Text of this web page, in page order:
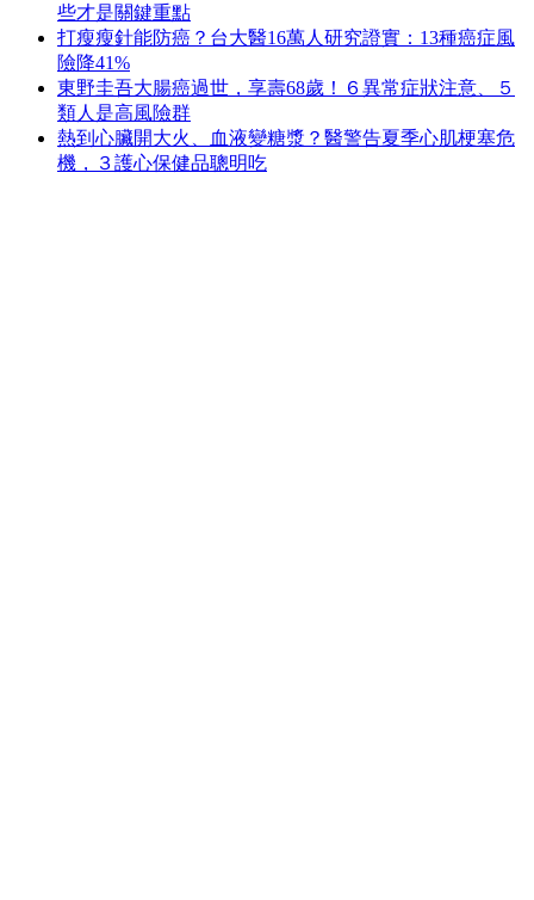
些才是關鍵重點
打瘦瘦針能防癌？台大醫16萬人研究證實：13種癌症風
險降41%
東野圭吾大腸癌過世，享壽68歲！６異常症狀注意、５
類人是高風險群
熱到心臟開大火、血液變糖漿？醫警告夏季心肌梗塞危
機，３護心保健品聰明吃